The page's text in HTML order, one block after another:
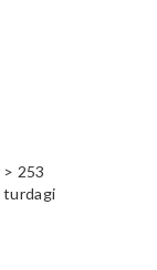
> 253
turdagi